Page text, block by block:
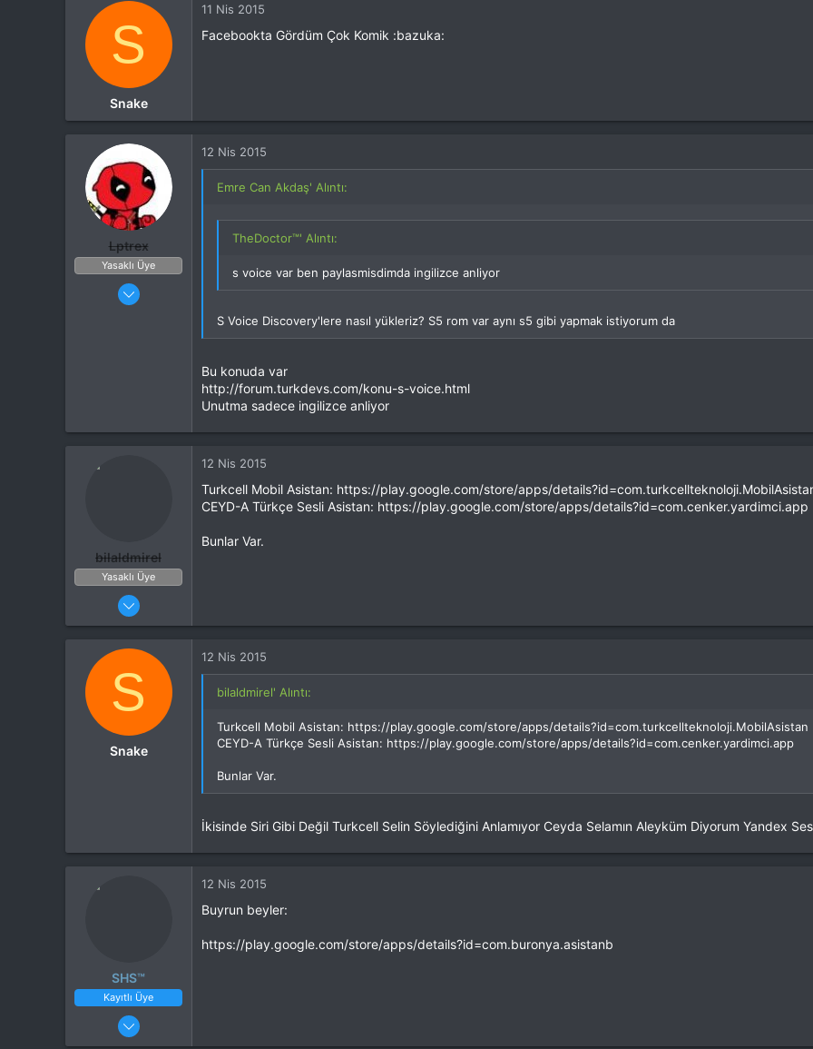
Cihaz
S
Snake
11 Nis 2015
Facebookta Gördüm Çok Komik :bazuka:
Lptrex
Yasaklı Üye
26 Ocak 2015
12 Nis 2015
Emre Can Akdaş' Alıntı:
TheDoctor™' Alıntı:
s voice var ben paylasmisdimda ingilizce anliyor
S Voice Discovery'lere nasıl yükleriz? S5 rom var aynı s5 gibi yapmak istiyorum da
Bu konuda var
http://forum.turkdevs.com/konu-s-voice.html
Unutma sadece ingilizce anliyor
bilaldmirel
Yasaklı Üye
14 Şub 2015
356
12 Nis 2015
Turkcell Mobil Asistan: https://play.google.com/store/apps/
CEYD-A Türkçe Sesli Asistan: https://play.google.com/store/apps/details?id=com.cenker.yardimci.app
Bunlar Var.
S
Snake
12 Nis 2015
bilaldmirel' Alıntı:
Turkcell Mobil Asistan: https://play.google.com/store/apps/details?id=com.turkcellteknoloji.MobilAsistan
CEYD-A Türkçe Sesli Asistan: https://play.google.com/store/apps/details?id=com.cenker.yardimci.app
Bunlar Var.
İkisinde Siri Gibi Değil Turkcell Selin Söylediğini Anlamıyor Ceyda Selamın Aleyküm Diyorum Yandex
SHS™
Kayıtlı Üye
20 Mar 2015
12 Nis 2015
Buyrun beyler:
https://play.google.com/store/apps/details?id=com.buronya.asistanb